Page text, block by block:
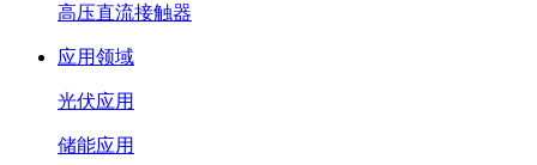
高压直流接触器
应用领域
光伏应用
储能应用